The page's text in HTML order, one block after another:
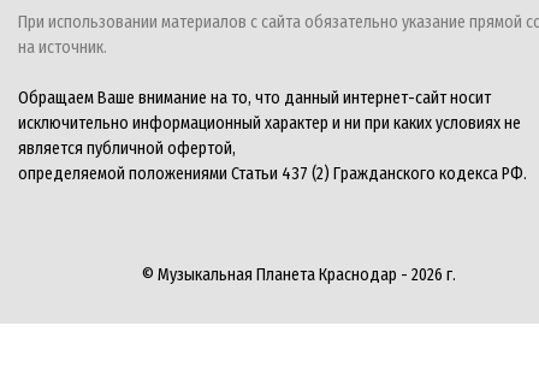
При использовании материалов с сайта обязательно указание прямой
на источник.
Обращаем Ваше внимание на то, что данный интернет-сайт носит
исключительно информационный характер и ни при каких условиях не
является публичной офертой,
определяемой положениями Статьи 437 (2) Гражданского кодекса РФ.
© Музыкальная Планета Краснодар - 2026 г.